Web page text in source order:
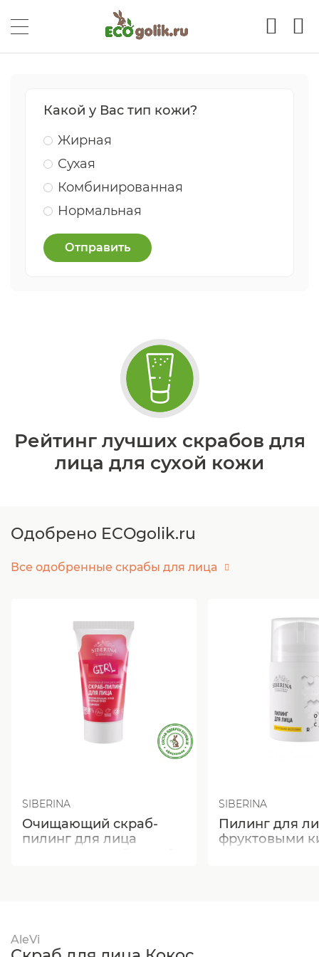
Какой у Вас тип кожи?
Жирная
Сухая
Комбинированная
Нормальная
Отправить
Рейтинг лучших скрабов для
лица для сухой кожи
Одобрено ECOgolik.ru
Все одобренные скрабы для лица
SIBERINA
Очищающий скраб-
пилинг для лица
SIBERINA
Пилинг для
фруктовыми
AleVi